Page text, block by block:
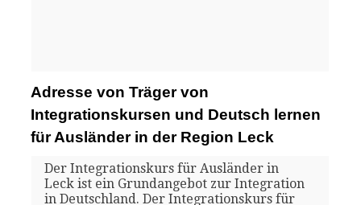
Adresse von Träger von
Integrationskursen und Deutsch lernen
für Ausländer in der Region Leck
Der Integrationskurs für Ausländer in
Leck ist ein Grundangebot zur Integration
in Deutschland. Der Integrationskurs für